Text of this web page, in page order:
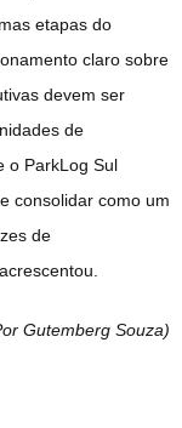
etapas do
claro sobre
devem ser
de
o ParkLog Sul
consolidar como um
de
Gutemberg Souza)